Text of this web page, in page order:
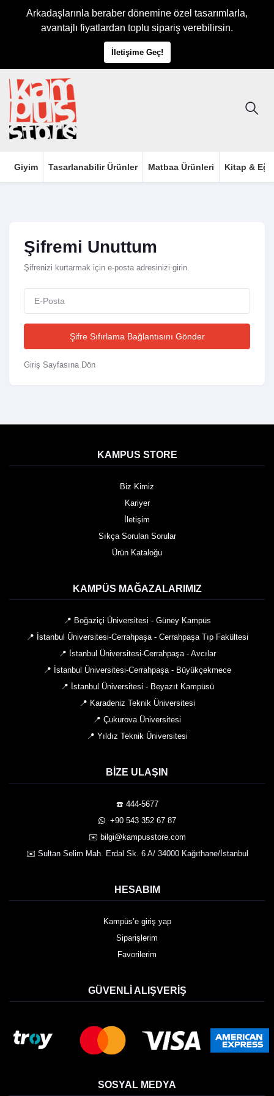
Arkadaşlarınla beraber dönemine özel tasarımlarla,
avantajlı fiyatlardan toplu sipariş verebilirsin.
İletişime Geç!
Giyim Tasarlanabilir Ürünler Matbaa Ürünleri Kitap &
Şifremi Unuttum
Şifrenizi kurtarmak için e-posta adresinizi girin.
Şifre Sıfırlama Bağlantısını Gönder
Giriş Sayfasına Dön
KAMPUS STORE
Biz Kimiz
Kariyer
İletişim
Sıkça Sorulan Sorular
Ürün Kataloğu
KAMPÜS MAĞAZALARIMIZ
📍 Boğaziçi Üniversitesi - Güney Kampüs
📍 İstanbul Üniversitesi-Cerrahpaşa - Cerrahpaşa Tıp Fakültesi
📍 İstanbul Üniversitesi-Cerrahpaşa - Avcılar
📍 İstanbul Üniversitesi-Cerrahpaşa - Büyükçekmece
📍 İstanbul Üniversitesi - Beyazıt Kampüsü
📍 Karadeniz Teknik Üniversitesi
📍 Çukurova Üniversitesi
📍 Yıldız Teknik Üniversitesi
BIZE ULAŞIN
☎️ 444-5677
️ +90 543 352 67 87
✉️ bilgi@kampusstore.com
✉️ Sultan Selim Mah. Erdal Sk. 6 A/ 34000 Kağıthane/İstanbul
HESABIM
Kampüs’e giriş yap
Siparişlerim
Favorilerim
GÜVENLI ALIŞVERIŞ
SOSYAL MEDYA